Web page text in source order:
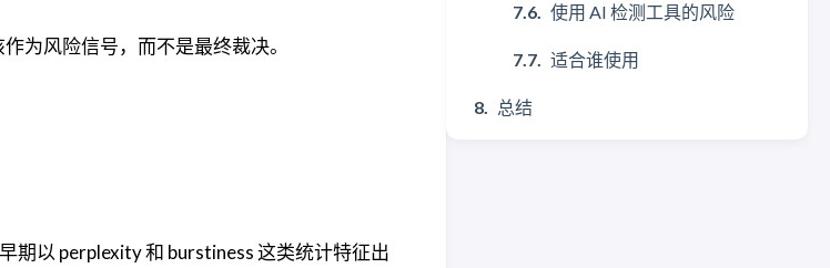
使用 AI 检测工具的风险
适合谁使用
总结
为风险信号，而不是最终裁决。
期以 perplexity 和 burstiness 这类统计特征出